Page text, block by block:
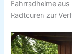
Fahrradhelme
Radtouren zur